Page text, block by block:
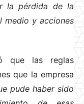
la pérdida de la
medio y acciones
que las reglas
que la empresa
pude haber sido